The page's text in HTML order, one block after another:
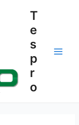
T
e
s
p
r
o